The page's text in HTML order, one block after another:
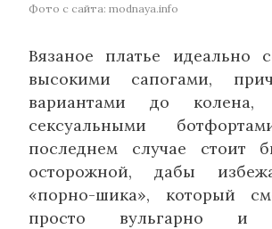
Фото с сайта: modnaya.info
Вязаное платье идеально
высокими сапогами,
вариантами до
сексуальными
последнем случае стоит
осторожной, дабы
«порно-шика», который
просто вульгарно и